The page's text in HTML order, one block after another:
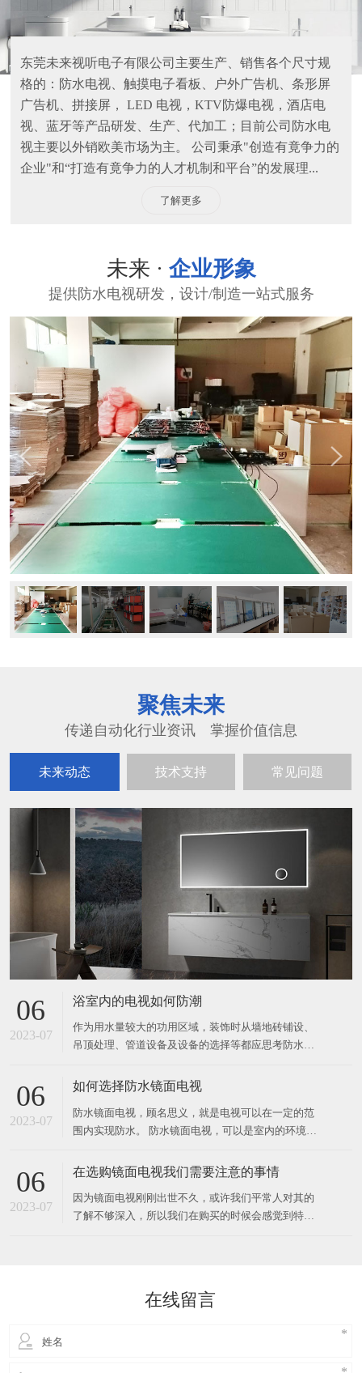
东莞未来视听电子有限公司主要生产、销售各个尺寸规
格的：防水电视、触摸电子看板、户外广告机、条形屏
广告机、拼接屏， LED 电视，KTV防爆电视，酒店电
视、蓝牙等产品研发、生产、代加工；目前公司防水电
视主要以外销欧美市场为主。 公司秉承"创造有竟争力的
企业"和“打造有竟争力的人才机制和平台”的发展理...
了解更多
未来 · 企业形象
提供防水电视研发，设计/制造一站式服务
聚焦未来
传递自动化行业资讯 掌握价值信息
未来动态 技术支持 常见问题
06
2023-07
浴室内的电视如何防潮
作为用水量较大的功用区域，装饰时从墙地砖铺设、
吊顶处理、管道设备及设备的选择等都应思考防水防
面层下做防水层，选用水泥沙浆将地上找平，涂防水
地砖等饰材铺贴上去，洒水后用木板拍实，抵达平坦
健壮、接缝紧密。石
06
2023-07
如何选择防水镜面电视
防水镜面电视，顾名思义，就是电视可以在一定的范
围内实现防水。 防水镜面电视，可以是室内的环境下
内使用的电视，可以选择防水镜面电视，对于室外使
视会防水呢？ 电视之所以可以防水，是因为电视的内
部构造和
06
2023-07
在选购镜面电视我们需要注意的事情
因为镜面电视刚刚出世不久，或许我们平常人对其的
了解不够深入，所以我们在购买的时候会感觉到特别
商他们的实力会更好，在线留言